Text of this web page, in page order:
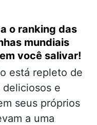
o ranking das
mundiais
você salivar!
está repleto de
deliciosos e
seus próprios
a uma